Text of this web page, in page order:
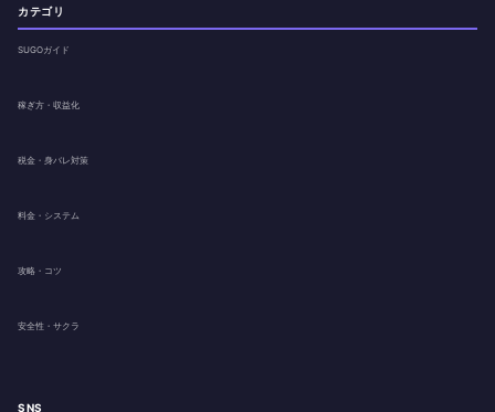
カテゴリ
SUGOガイド
稼ぎ方・収益化
税金・身バレ対策
料金・システム
攻略・コツ
安全性・サクラ
SNS